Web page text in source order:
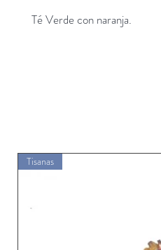
Té Verde con naranja.
Tisanas